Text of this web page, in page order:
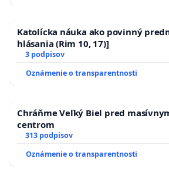
Katolícka náuka ako povinný
hlásania (Rim 10, 17)]
3 podpisov
Oznámenie o transparentnosti
Chráňme Veľký Biel pred
centrom
313 podpisov
Oznámenie o transparentnosti